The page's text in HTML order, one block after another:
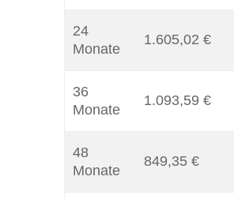
24
Monate
1.605,02 €
36
Monate
1.093,59 €
48
Monate
849,35 €